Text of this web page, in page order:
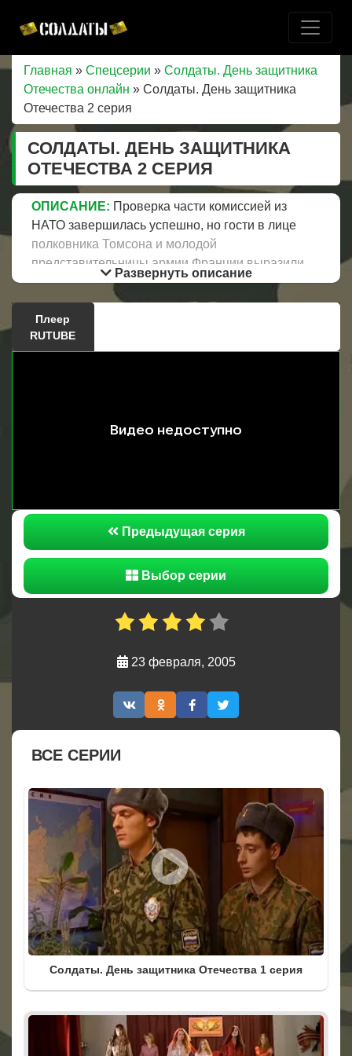
Главная » Спецсерии » Солдаты. День защитника
Отечества онлайн » Солдаты. День защитника
Отечества 2 серия
СОЛДАТЫ. ДЕНЬ ЗАЩИТНИКА
ОТЕЧЕСТВА 2 СЕРИЯ
ОПИСАНИЕ: Проверка части комиссией из
НАТО завершилась успешно, но гости в лице
полковника Томсона и молодой
представительницы армии Франции выразили
желание остаться на праздник 23 февраля в
части. Здесь начинается самое интересное. Они
отдыхают в бане, посещают самые разные
объекты воинской части. Староконь выясняет
майором французской армии назревает
Развернуть описание
Плеер
RUTUBE
Предыдущая серия
Выбор серии
23 февраля, 2005
ВСЕ СЕРИИ
Солдаты. День защитника Отечества 1 серия